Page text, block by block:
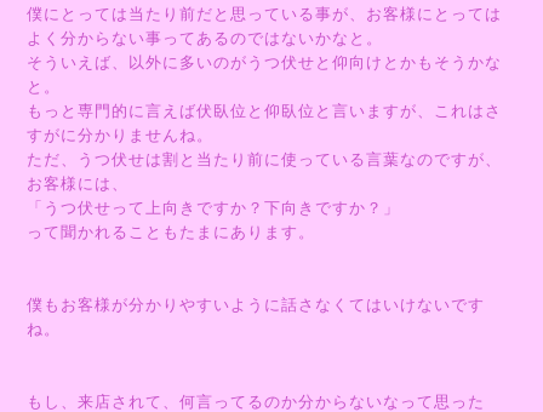
僕にとっては当たり前だと思っている事が、お客様にとっては
よく分からない事ってあるのではないかなと。
そういえば、以外に多いのがうつ伏せと仰向けとかもそうかな
と。
もっと専門的に言えば伏臥位と 仰臥位と言いますが、これはさ
すがに分かりませんね。
ただ、うつ伏せは割と当たり前に使っている言葉なのですが、
お客様には、
「うつ伏せって上向きですか？下向きですか？」
って聞かれることもたまにあります。
僕もお客様が分かりやすいように話さなくてはいけないです
ね。
もし、来店されて、何言ってるのか分からないなって思った